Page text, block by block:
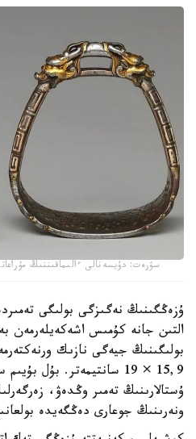
سۋرەت: دۇيسەنالى ءالىماقىننىڭ
ۇزەڭگىنىڭ نەگىزگى بولىگى
التىن جانە كۇمىس اشەكەيلەرمەن
بولىگىنىڭ جيەگى نازىك
15,9 × 19 سانتيمەتر. بۇل
ۇستالارىنىڭ تەمىر وڭدەۋ،
ونەرىنىڭ جوعارى دەڭگەيدە